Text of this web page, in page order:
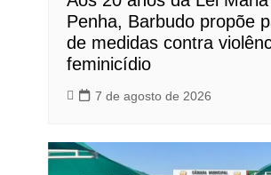
Penha, Barbudo propõe
de medidas contra
feminicídio
7 de agosto de 2026